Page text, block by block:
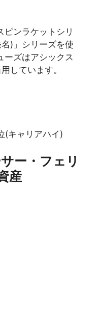
ピンラケットシリ
)」シリーズを使
ーズはアシックス
しています。
(キャリアハイ)
ー・フェリ
産